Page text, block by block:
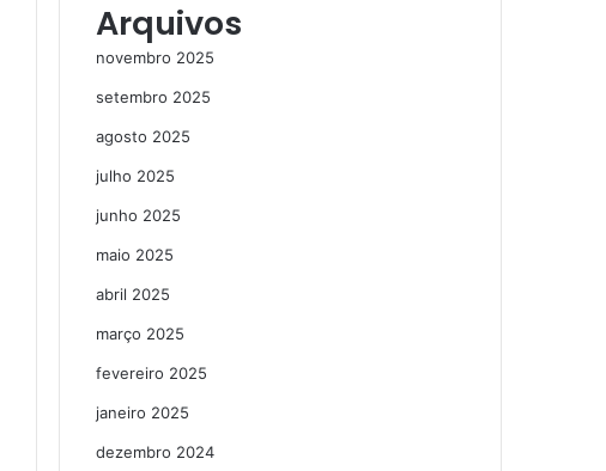
Arquivos
novembro 2025
setembro 2025
agosto 2025
julho 2025
junho 2025
maio 2025
abril 2025
março 2025
fevereiro 2025
janeiro 2025
dezembro 2024